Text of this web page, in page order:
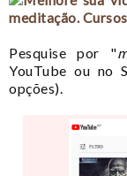
Pesquise por "
YouTube ou no
opções).